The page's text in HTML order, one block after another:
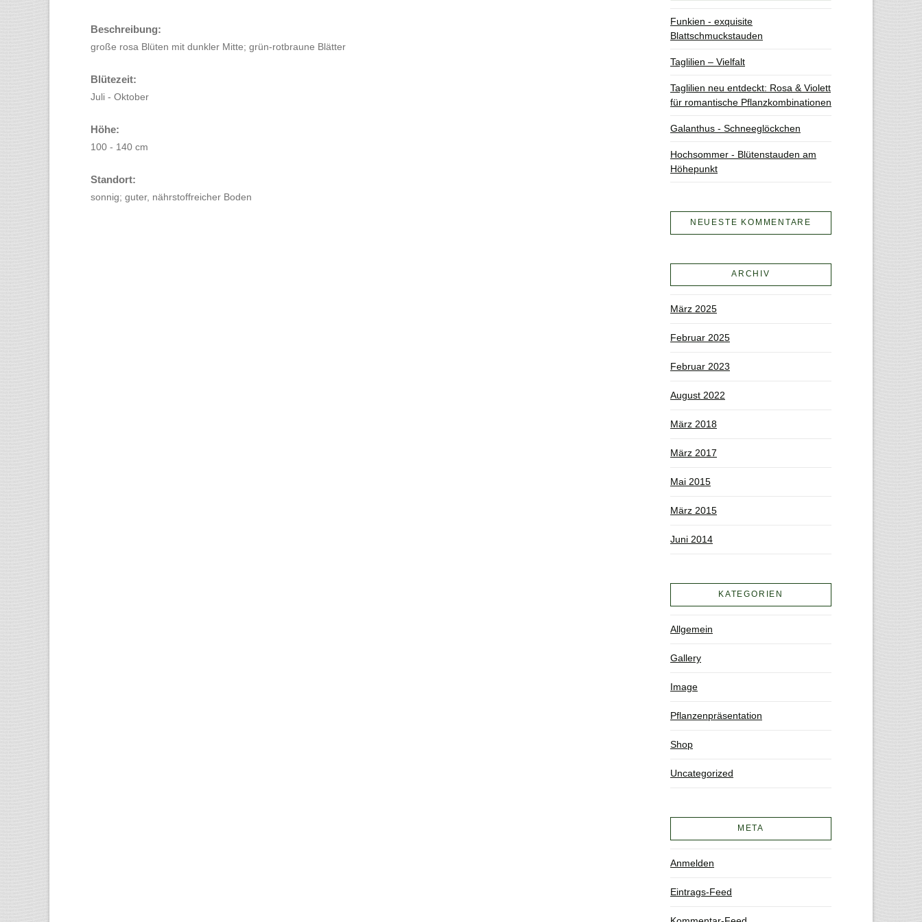
Beschreibung:
große rosa Blüten mit dunkler Mitte; grün-rotbraune Blätter
Blütezeit:
Juli - Oktober
Höhe:
100 - 140 cm
Standort:
sonnig; guter, nährstoffreicher Boden
Funkien - exquisite
Blattschmuckstauden
Taglilien – Vielfalt
Taglilien neu entdeckt: Rosa & Violett
für romantische Pflanzkombinationen
Galanthus - Schneeglöckchen
Hochsommer - Blütenstauden am
Höhepunkt
NEUESTE KOMMENTARE
ARCHIV
März 2025
Februar 2025
Februar 2023
August 2022
März 2018
März 2017
Mai 2015
März 2015
Juni 2014
KATEGORIEN
Allgemein
Gallery
Image
Pflanzenpräsentation
Shop
Uncategorized
META
Anmelden
Eintrags-Feed